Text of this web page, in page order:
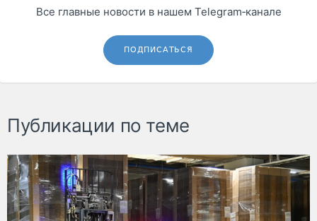
Все главные новости в нашем Telegram‑канале
ПОДПИСАТЬСЯ
Публикации по теме